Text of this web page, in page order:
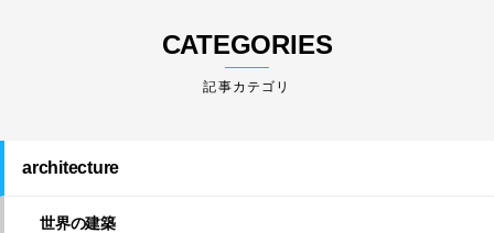
CATEGORIES
architecture
世界の建築